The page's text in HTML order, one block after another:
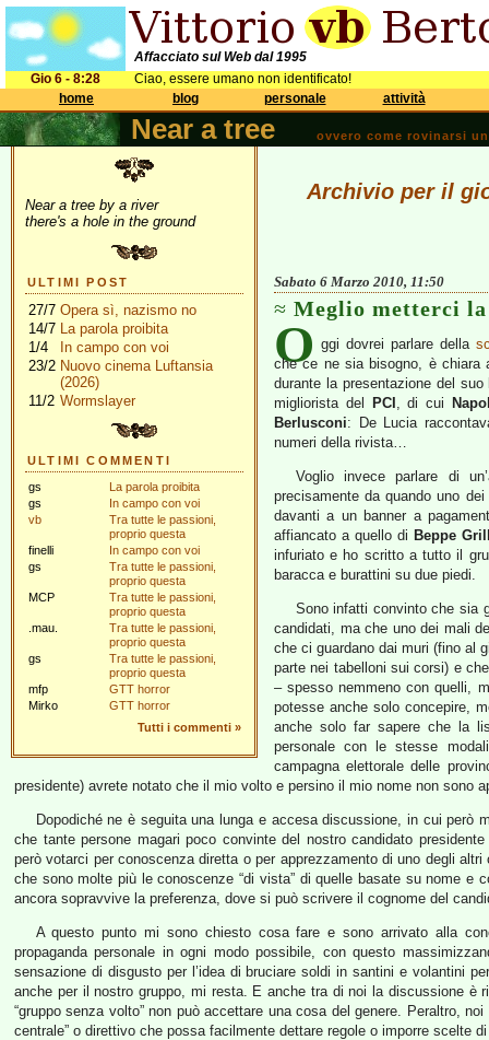
Affacciato sul Web dal 1995
Gio 6 - 8:28
Ciao, essere umano non identificato!
home
blog personale attività
Near a tree ovvero come rovinarsi
Near a tree by a river
there's a hole in the ground
ULTIMI POST
27/7 Opera sì, nazismo no
14/7 La parola proibita
1/4
In campo con voi
23/2 Nuovo cinema Luftansia
(2026)
11/2 Wormslayer
ULTIMI COMMENTI
gs
La parola proibita
gs
In campo con voi
vb
Tra tutte le passioni,
proprio questa
finelli
In campo con voi
gs
Tra tutte le passioni,
proprio questa
MCP
Tra tutte le passioni,
proprio questa
.mau.
Tra tutte le passioni,
proprio questa
gs
Tra tutte le passioni,
proprio questa
mfp
GTT horror
Mirko
GTT horror
Tutti i commenti »
Archivio per il
Sabato 6 Marzo 2010, 11:50
Meglio metterci
O ggi dovrei parlare della
che ce ne sia bisogno, è
durante la presentazione del
migliorista del
PCI , di cui
Berlusconi: De Lucia
numeri della rivista…
Voglio invece parlare di
precisamente da quando uno
davanti a un banner a
affiancato a quello di Beppe
infuriato e ho scritto a tutto il
baracca e burattini su due piedi.
Sono infatti convinto che sia
candidati, ma che uno dei mali
che ci guardano dai muri (fino al
parte nei tabelloni sui corsi) e
– spesso nemmeno con quelli,
potesse anche solo concepire,
anche solo far sapere che la
personale con le stesse
campagna elettorale delle
presidente) avrete notato che il mio volto e persino il mio nome non sono
Dopodiché ne è seguita una lunga e accesa discussione, in cui però
che tante persone magari poco convinte del nostro candidato
però votarci per conoscenza diretta o per apprezzamento di uno degli
che sono molte più le conoscenze “di vista” di quelle basate su nome e
ancora sopravvive la preferenza, dove si può scrivere il cognome del
A questo punto mi sono chiesto cosa fare e sono arrivato alla
propaganda personale in ogni modo possibile, con questo
sensazione di disgusto per l’idea di bruciare soldi in santini e volantini
anche per il nostro gruppo, mi resta. E anche tra di noi la discussione è
“gruppo senza volto” non può accettare una cosa del genere. Peraltro,
centrale” o direttivo che possa facilmente dettare regole o imporre scelte